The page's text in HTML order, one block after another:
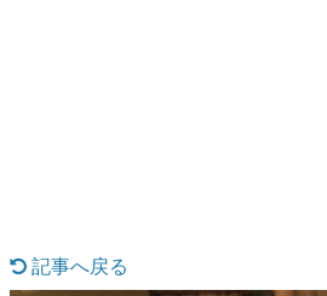
アプリレビュー